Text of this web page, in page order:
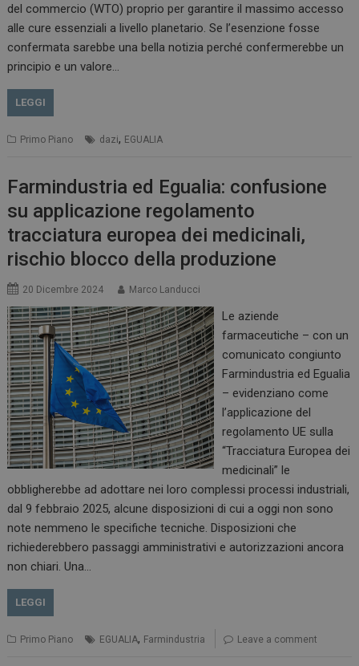
del commercio (WTO) proprio per garantire il massimo accesso
alle cure essenziali a livello planetario. Se l’esenzione fosse
confermata sarebbe una bella notizia perché confermerebbe un
principio e un valore…
LEGGI
Primo Piano dazi, EGUALIA
Farmindustria ed Egualia: confusione
su applicazione regolamento
tracciatura europea dei medicinali,
rischio blocco della produzione
20 Dicembre 2024 Marco Landucci
Le aziende
farmaceutiche – con un
comunicato congiunto
Farmindustria ed Egualia
– evidenziano come
l’applicazione del
regolamento UE sulla
“Tracciatura Europea dei
medicinali” le
obbligherebbe ad adottare nei loro complessi processi industriali,
dal 9 febbraio 2025, alcune disposizioni di cui a oggi non sono
note nemmeno le specifiche tecniche. Disposizioni che
richiederebbero passaggi amministrativi e autorizzazioni ancora
non chiari. Una…
LEGGI
Primo Piano EGUALIA, Farmindustria Leave a comment